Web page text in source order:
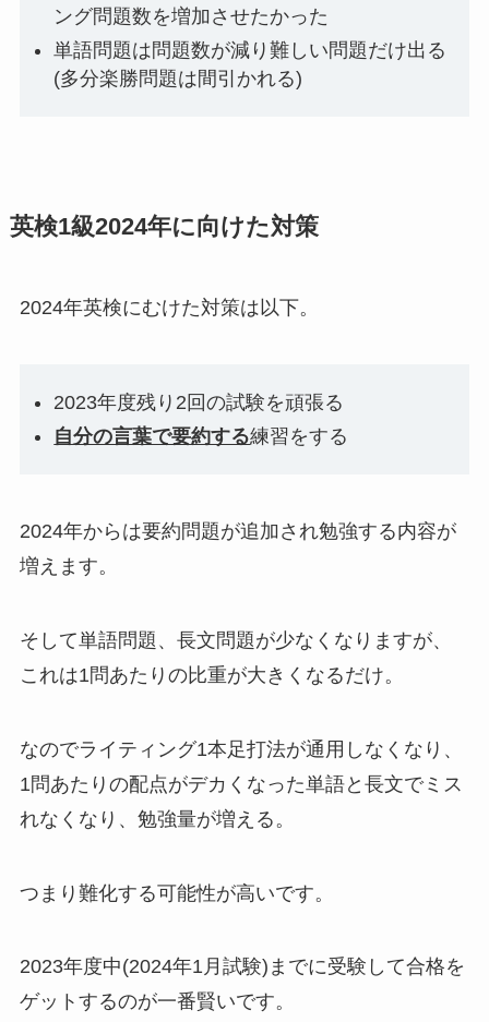
ング問題数を増加させたかった
単語問題は問題数が減り難しい問題だけ出る
(多分楽勝問題は間引かれる)
英検1級2024年に向けた対策
2024年英検にむけた対策は以下。
2023年度残り2回の試験を頑張る
自分の言葉で要約する練習をする
2024年からは要約問題が追加され勉強する内容が
増えます。
そして単語問題、長文問題が少なくなりますが、
これは1問あたりの比重が大きくなるだけ。
なのでライティング1本足打法が通用しなくなり、
1問あたりの配点がデカくなった単語と長文でミス
れなくなり、勉強量が増える。
つまり難化する可能性が高いです。
2023年度中(2024年1月試験)までに受験して合格を
ゲットするのが一番賢いです。